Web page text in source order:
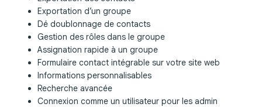
Exportation d’un groupe
Dé doublonnage de contacts
Gestion des rôles dans le groupe
Assignation rapide à un groupe
Formulaire contact intégrable sur votre site web
Informations personnalisables
Recherche avancée
Connexion comme un utilisateur pour les admin